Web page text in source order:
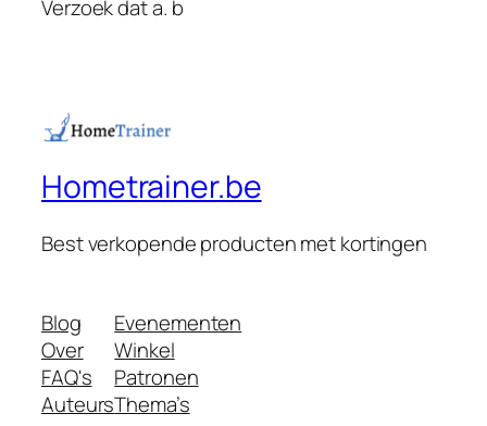
Verzoek dat a. b
Hometrainer.be
Best verkopende producten met kortingen
Blog
Over
FAQ's
Auteurs
Evenementen
Winkel
Patronen
Thema’s